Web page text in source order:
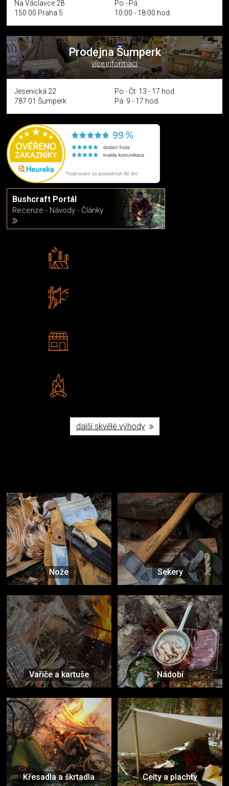
Na Václavce 28
150 00 Praha 5
Po - Pá:
10:00 - 18:00 hod.
Prodejna Šumperk
více informací
Jesenická 22
787 01 Šumperk
Po - Čt: 13 - 17 hod.
Pá: 9 - 17 hod.
Bushcraft Portál
Recenze - Návody - Články
další skvělé výhody
Nože Sekery
Vařiče a kartuše Nádobí
Křesadla a škrtadla Celty a plachty